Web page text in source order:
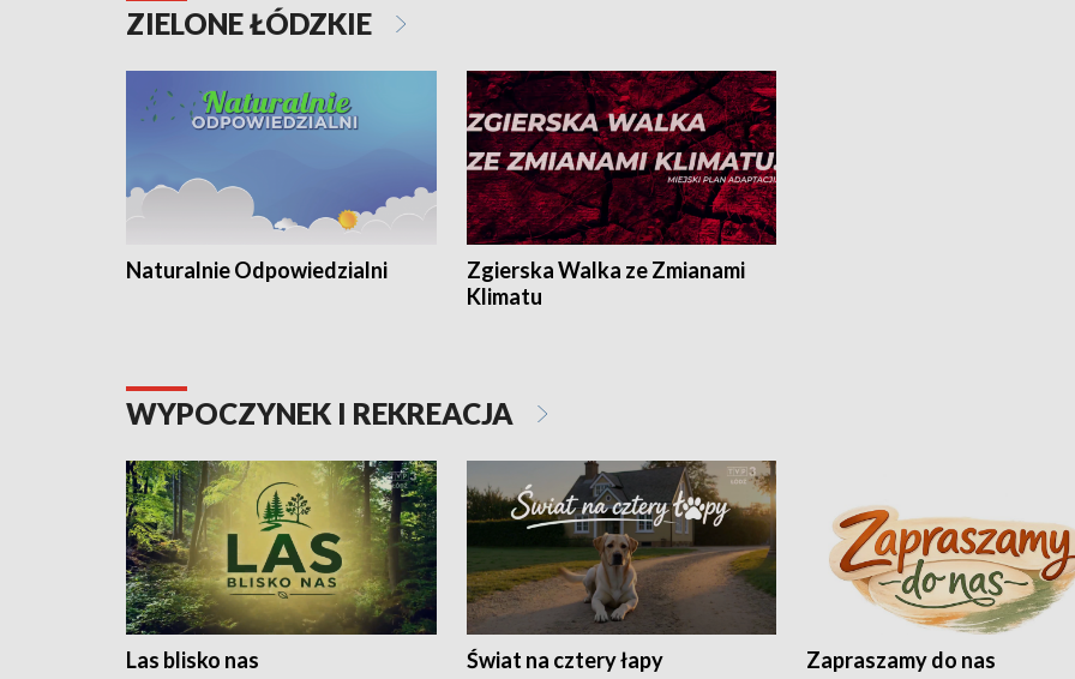
ZIELONE ŁÓDZKIE
Naturalnie Odpowiedzialni
Zgierska Walka ze Zmianami
Klimatu
WYPOCZYNEK I REKREACJA
Las blisko nas Świat na cztery łapy Zapraszamy do nas